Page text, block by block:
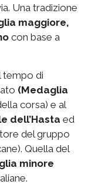
Una tradizione
maggiore,
con base a
tempo di
(Medaglia
corsa) e al
dell’Hasta ed
del gruppo
Quella del
minore